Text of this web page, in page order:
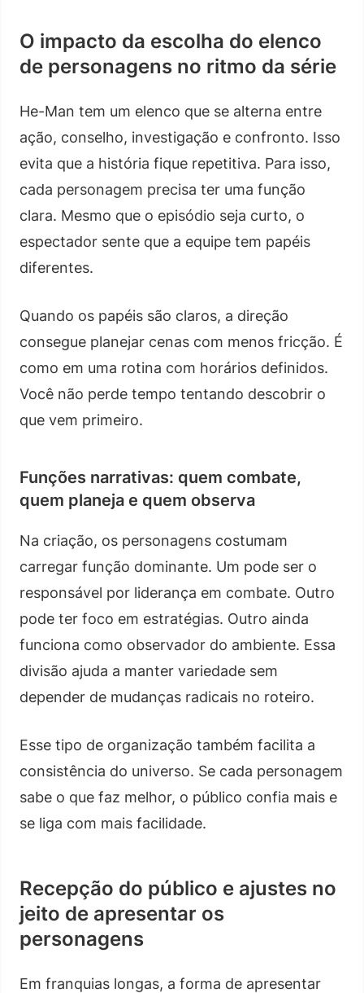
O impacto da escolha do elenco
de personagens no ritmo da série
He-Man tem um elenco que se alterna entre
ação, conselho, investigação e confronto. Isso
evita que a história fique repetitiva. Para isso,
cada personagem precisa ter uma função
clara. Mesmo que o episódio seja curto, o
espectador sente que a equipe tem papéis
diferentes.
Quando os papéis são claros, a direção
consegue planejar cenas com menos fricção. É
como em uma rotina com horários definidos.
Você não perde tempo tentando descobrir o
que vem primeiro.
Funções narrativas: quem combate,
quem planeja e quem observa
Na criação, os personagens costumam
carregar função dominante. Um pode ser o
responsável por liderança em combate. Outro
pode ter foco em estratégias. Outro ainda
funciona como observador do ambiente. Essa
divisão ajuda a manter variedade sem
depender de mudanças radicais no roteiro.
Esse tipo de organização também facilita a
consistência do universo. Se cada personagem
sabe o que faz melhor, o público confia mais e
se liga com mais facilidade.
Recepção do público e ajustes no
jeito de apresentar os
personagens
Em franquias longas, a forma de apresentar